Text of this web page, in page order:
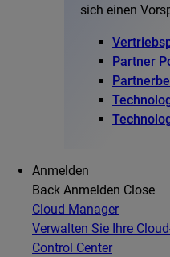
sich einen
Partner
Anmelden
Back Anmelden Close
Cloud Manager
Verwalten Sie Ihre
Control Center